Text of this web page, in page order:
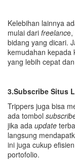
Kelebihan lainnya
mulai dari freelance,
bidang yang dicari.
kemudahan kepada
yang lebih cepat
3.Subscribe Situs
Trippers juga bisa
ada tombol
jika ada update
langsung
ini juga cukup
portofolio.